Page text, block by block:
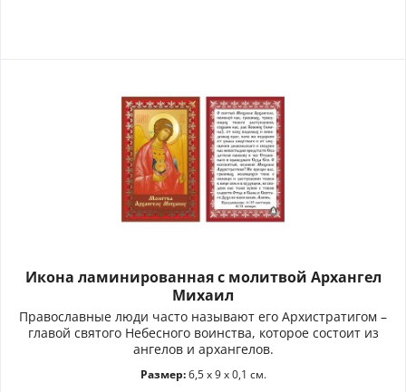
Икона ламинированная с молитвой Архангел
Михаил
Православные люди часто называют его Архистратигом –
главой святого Небесного воинства, которое состоит из
ангелов и архангелов.
Размер:6,5 x 9 x 0,1 см.